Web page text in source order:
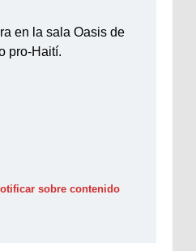
en la sala Oasis de
pro-Haití.
sobre contenido